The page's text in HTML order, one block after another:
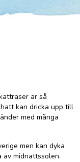
är så
kan dricka upp till
med många
men kan dyka
midnattssolen.